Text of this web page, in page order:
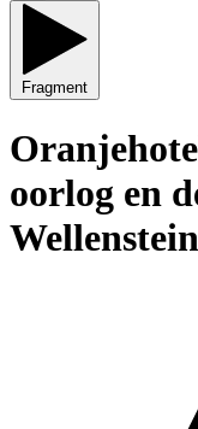
Fragment
oorlog en
Wellenstein